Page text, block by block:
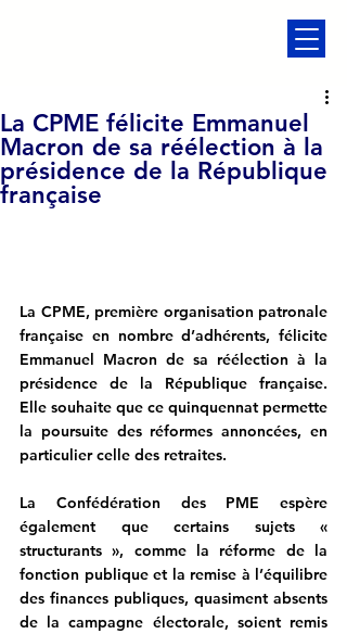
La CPME félicite Emmanuel
Macron de sa réélection à la
présidence de la République
française
La CPME, première organisation patronale
française en nombre d’adhérents, félicite
Emmanuel Macron de sa réélection à la
présidence de la République française.
Elle souhaite que ce quinquennat permette
la poursuite des réformes annoncées, en
particulier celle des retraites.
La Confédération des PME espère
également que certains sujets «
structurants », comme la réforme de la
fonction publique et la remise à l’équilibre
des finances publiques, quasiment absents
de la campagne électorale, soient remis